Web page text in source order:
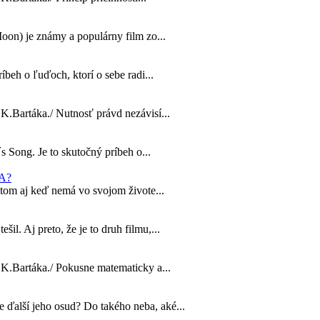
je známy a populárny film zo...
o ľuďoch, ktorí o sebe radi...
Nutnosť právd nezávisí...
Song. Je to skutočný príbeh o...
aj keď nemá vo svojom živote...
Aj preto, že je to druh filmu,...
Pokusne matematicky a...
jeho osud? Do takého neba, aké...